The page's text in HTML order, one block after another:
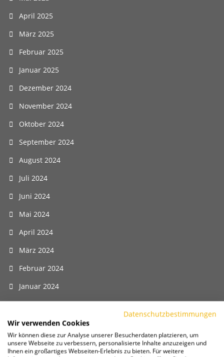
April 2025
März 2025
Februar 2025
Januar 2025
Dezember 2024
November 2024
Oktober 2024
September 2024
August 2024
Juli 2024
Juni 2024
Mai 2024
April 2024
März 2024
Februar 2024
Januar 2024
Dezember 2023
November 2023
Oktober 2023
Datenschutzbestimmungen
Wir verwenden Cookies
Wir können diese zur Analyse unserer Besucherdaten platzieren, um
unsere Webseite zu verbessern, personalisierte Inhalte anzuzeigen und
Ihnen ein großartiges Webseiten-Erlebnis zu bieten. Für weitere